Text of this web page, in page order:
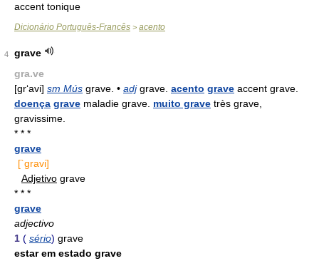
accent tonique
Dicionário Português-Francês > acento
4
grave
gra.ve
[gr‘avi] sm Mús grave. • adjgrave. acento grave accent grave.
doença grave maladie grave. muito grave très grave,
gravissime.
* * *
grave
[`gravi]
Adjetivo grave
* * *
grave
adjectivo
1 ( sério) grave
estar em estado grave